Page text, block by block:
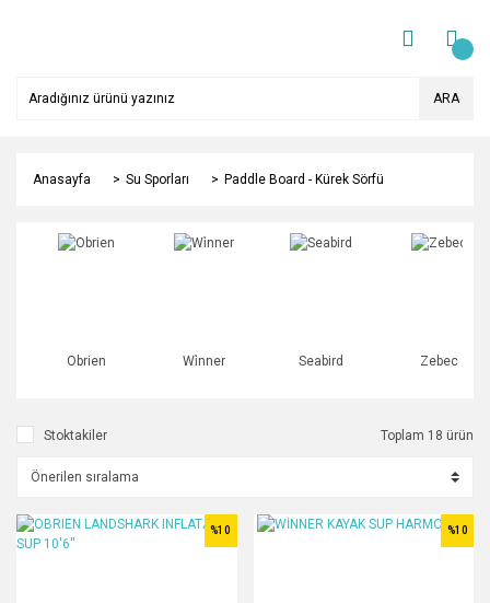
ARA
Anasayfa Su Sporları Paddle Board - Kürek Sörfü
Obrien Wi̇nner Seabird Zebec
Stoktakiler Toplam 18 ürün
%10 %10